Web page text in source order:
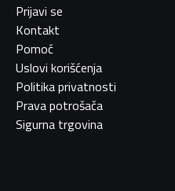
Prijavi se
Kontakt
Pomoć
Uslovi korišćenja
Politika privatnosti
Prava potrošača
Sigurna trgovina